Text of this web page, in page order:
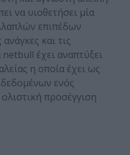
να υιοθετήσει μία
επιπέδων
και τις
netbull έχει αναπτύξει
η οποία έχει ως
ενός
προσέγγιση